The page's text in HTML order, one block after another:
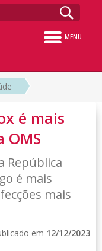
MENU
é mais
OMS
República
é mais
mais
em 12/12/2023